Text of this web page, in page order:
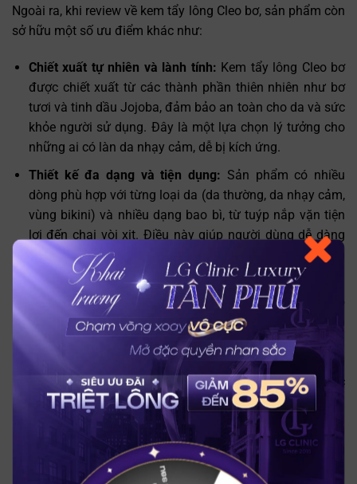
Ngoài ra, khi review về kem tẩy lông Cleo bơ, sản phẩm còn
sở hữu một số ưu điểm khác như:
Chiết xuất tự nhiên và lành tính: Kem tẩy lông Cleo bơ
được chiết xuất từ các thành phần thiên nhiên như bơ
tươi và tinh dầu Jojoba, đảm bảo an toàn cho da và sức
khỏe người sử dụng. Đây là một lựa chọn lý tưởng cho
những ai có làn da nhạy cảm, dễ bị kích ứng.
Thiết kế đa dạng và tiện dụng: Sản phẩm có nhiều
dòng phù hợp với từng loại da (da thường, da nhạy cảm,
vùng bikini) và nhiều dạng bao bì, từ tuýp nắp vặn tiện
lợi đến chai vòi xịt. Điều này giúp người dùng dễ dàng
lựa chọn sản phẩm phù hợp với nhu cầu và vùng da cần
sử dụng.
Không gây đau rát hay khó chịu:Khác với phương pháp
tẩy lông thông thường dễ gây đau rát, bong tróc da, kem
tẩy lông Cleo bơ với chiết xuất bơ và tinh dầu Jojoba
giúp dưỡng ẩm da trong suốt quá trình tẩy lông. Sản
phẩm làm dịu da, ngăn ngừa tình trạng sưng đỏ hoặc
viêm nhiễm sau khi tẩy lông.
Dưỡng trắng và bảo vệ da sau tẩy lông: Vitamin E trong
kem không chỉ giúp ngăn ngừa thâm mà còn dưỡng
trắng da, mang lại làn da sáng mịn sau khi sử dụng.
Trợ lý bác sĩ LG Clinic